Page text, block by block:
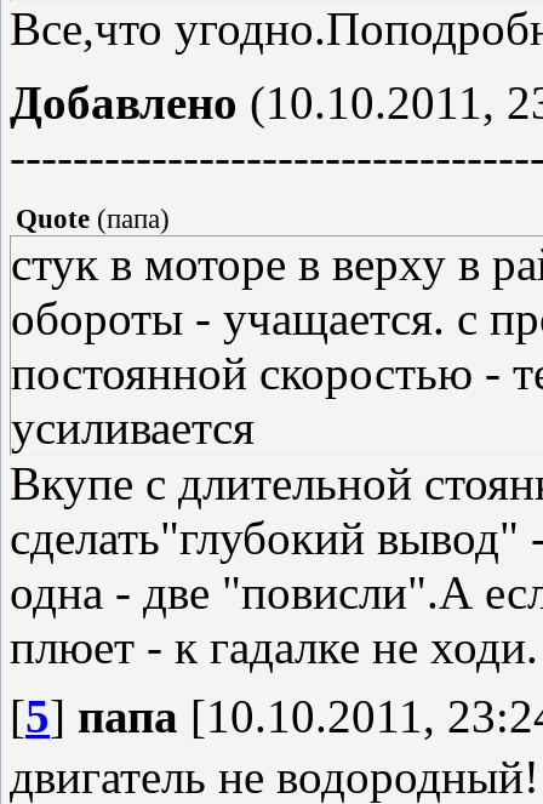
Все,что
Добавлено (10.10.2011,
Quote (папа)
стук в моторе в верху в
обороты - учащается. с
постоянной скоростью -
усиливается
Вкупе с длительной
сделать"глубокий
одна - две "повисли".А
плюет - к гадалке не
[5] папа [10.10.2011,
двигатель не